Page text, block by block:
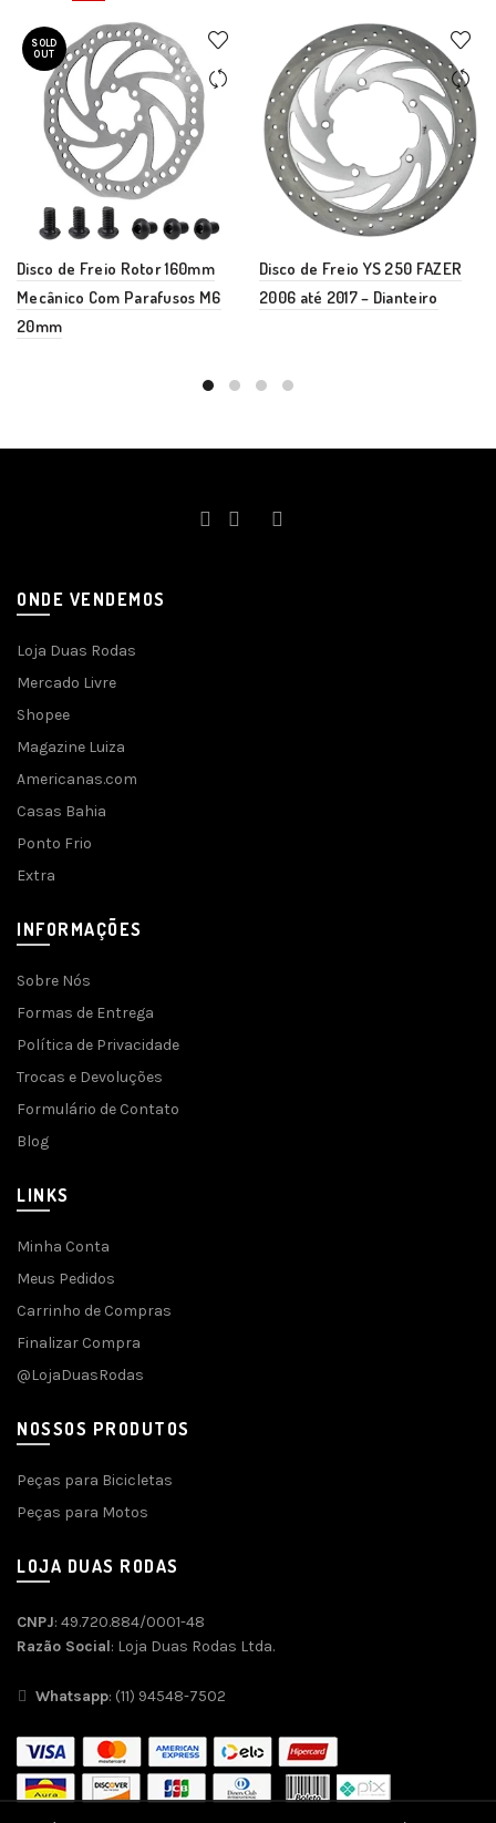
SOLD
OUT
Disco de Freio Rotor 160mm
Mecânico Com Parafusos M6
20mm
Disco de Freio YS 250 FAZER
2006 até 2017 – Dianteiro
ONDE VENDEMOS
Loja Duas Rodas
Mercado Livre
Shopee
Magazine Luiza
Americanas.com
Casas Bahia
Ponto Frio
Extra
INFORMAÇÕES
Sobre Nós
Formas de Entrega
Política de Privacidade
Trocas e Devoluções
Formulário de Contato
Blog
LINKS
Minha Conta
Meus Pedidos
Carrinho de Compras
Finalizar Compra
@LojaDuasRodas
NOSSOS PRODUTOS
Peças para Bicicletas
Peças para Motos
LOJA DUAS RODAS
CNPJ: 49.720.884/0001-48
Razão Social: Loja Duas Rodas Ltda.
Whatsapp: (11) 94548-7502